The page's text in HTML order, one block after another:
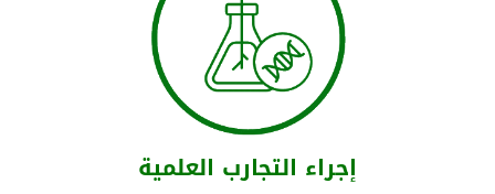
إجراء التجارب العلمية